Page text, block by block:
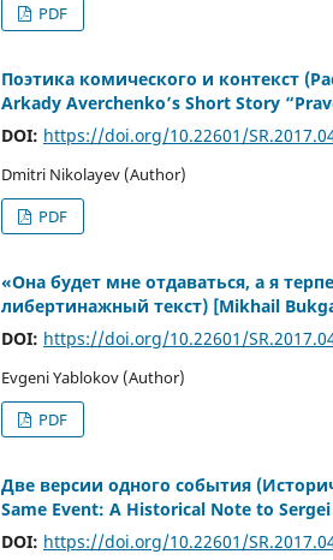
PDF
Поэтика комического и контекст
Arkady Averchenko’s Short Story
DOI: https://doi.org/10.22601/
Dmitri Nikolayev (Author)
PDF
«Она будет мне отдаваться, а я
либертинажный текст) [Mikhail
DOI: https://doi.org/10.22601/
Evgeni Yablokov (Author)
PDF
Две версии одного события
Same Event: A Historical Note to
DOI: https://doi.org/10.22601/